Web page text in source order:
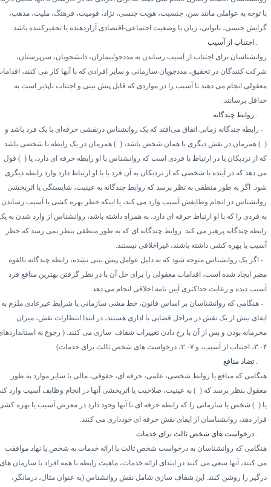
توجه به عواملی مانند سن، جنسیت، هویت جنسی، نژاد، قومیت، فرهنگ، ملیت، مذهب،
جنسی، ناتوانی، زبان یا وضعیت اجتماعی-اقتصادی آزاردهنده یا تحقیرکننده باشد.
اجتناب از آسیب
برای اجتناب از آسیب رساندن به مددجو/بیماران، دانشجویان، سرپرستان،
کنندگان در تحقیق، مددجویان سازمانی و سایر افرادی که با آنها کار می کنند، اقدامات
انجام می دهند تا آسیب را در مواردی که قابل پیش بینی و اجتناب ناپذیر است به
برسانند.
روابط چندگانه
رابطه چندگانه زمانی اتفاق می‌افتد که یک روانشناس درنقشی حرفه‌ای با یک فرد باشد و
همزمان در نقش دیگری با همان شخص باشد، (۲)
همزمان در یک رابطه با شخصی باشد
از نزدیکان یا در ارتباط با فردی است که روانشناس با او رابطه حرفه ای دارد، یا (۳)
قول
دهد که در آینده با شخصی که از نزدیکان به آن فرد یا با او ارتباط دارد وارد رابطه دیگری
اگر به طور منطقی به نظر برسد که روابط چندگانه به عینیت، شایستگی یا اثربخشی
در انجام وظایفش آسیب وارد می کند، یا اینکه خطر بهره کشی یا آسیب رساندن
فردی را که با او ارتباط حرفه ای دارد، به همراه داشته باشد، روانشناس از وارد شدن به یک
چندگانه پرهیز می کند. روابط چندگانه ای که به طور منطقی بنظر نمی رسد که خطر
یا بهره کشی داشته باشند، غیراخلاقی نیستند.
اگر یک روانشناس متوجه شود که به دلیل عوامل پیش بینی نشده، رابطه چندگانه بالقوه
ایجاد شده است، اقدامات معقولی را برای حل آن با در نظر گرفتن بهترین منافع فرد
دیده و رعایت حداکثری آیین نامه اخلاقی انجام می دهد.
هنگامی که روانشناسان بر اساس قانون، خط مشی سازمانی یا شرایط غیرعادی ملزم به
بیش از یک نقش در مراحل قضایی یا اداری هستند، در ابتدا انتظارات نقش، میزان
بودن و پس از آن با رخ دادن تغییرات شفاف سازی می کنند. ( رجوع به استانداردهای
، اجتناب از آسیب، و ۳.۰۷، درخواست های شخص ثالث برای خدمات)
تضاد منافع
که منافع یا روابط شخصی، علمی، حرفه ای، حقوقی، مالی یا سایر موارد به طور
بنظر برسد که (۱)
به عینیت، صلاحیت یا اثربخشی آنها در انجام وظایف آسیب وارد کند
(۲)
شخص یا سازمانی را که رابطه حرفه ای با آنها وجود دارد در معرض آسیب یا بهره کشی
دهد، روانشناسان از ایفای نقش حرفه ای خودداری می کنند.
درخواست های شخص ثالث برای خدمات
که روانشناسان به درخواست شخص ثالث با ارائه خدمات به شخص یا نهاد موافقت
کنند، آنها سعی می کنند در ابتدای ارائه خدمات، ماهیت رابطه با همه افراد یا سازمان های
را روشن کنند. این شفاف سازی شامل نقش روانشناس (به عنوان مثال، درمانگر،